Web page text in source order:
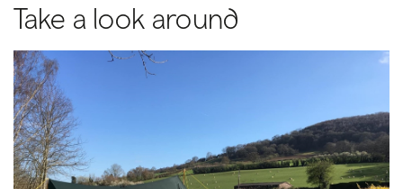
Take a look around